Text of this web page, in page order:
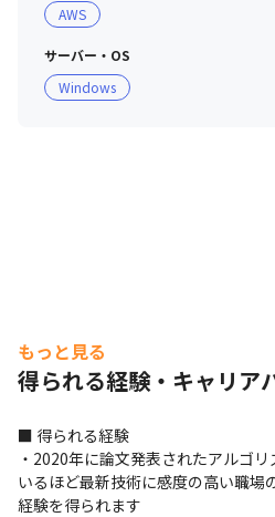
AWS
サーバー・OS
Windows
もっと見る
得られる経験・キャリア
■ 得られる経験
・2020年に論文発表されたアルゴ
いるほど最新技術に感度の高い職場
経験を得られます